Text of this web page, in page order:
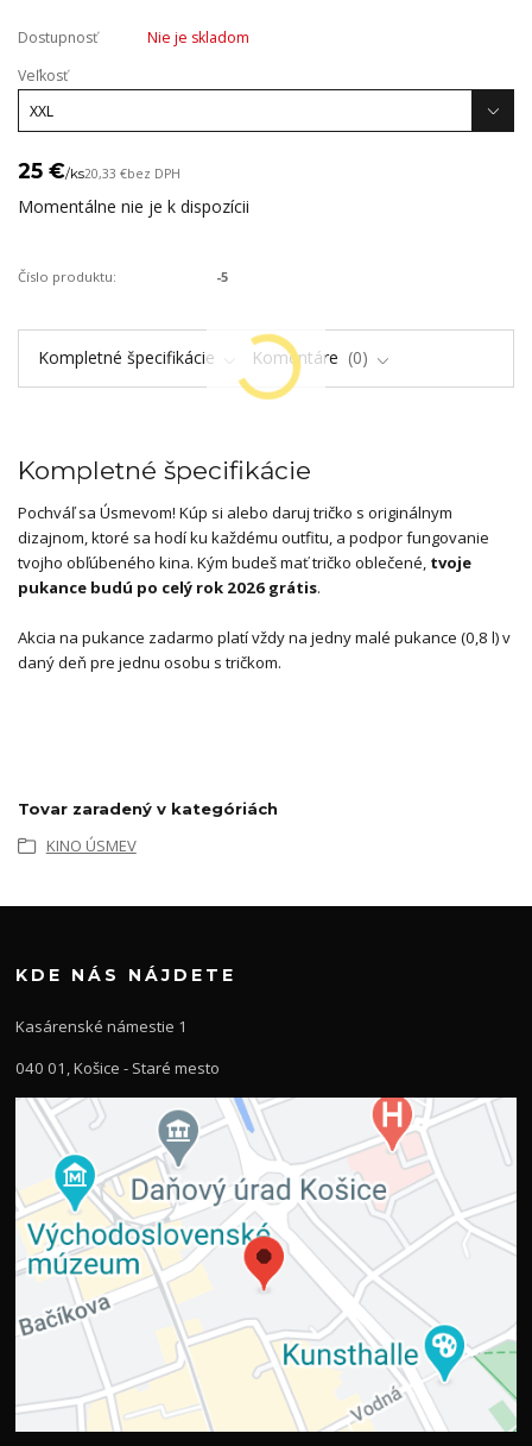
Dostupnosť
Nie je skladom
Veľkosť
25 €/ks20,33 €bez DPH
Momentálne nie je k dispozícii
Číslo produktu: -5
Kompletné špecifikácie Komentáre 0
Kompletné špecifikácie
Pochváľ sa Úsmevom! Kúp si alebo daruj tričko s originálnym
dizajnom, ktoré sa hodí ku každému outfitu, a podpor fungovanie
tvojho obľúbeného kina. Kým budeš mať tričko oblečené, tvoje
pukance budú po celý rok 2026 grátis.
Akcia na pukance zadarmo platí vždy na jedny malé pukance (0,8 l) v
daný deň pre jednu osobu s tričkom.
Tovar zaradený v kategóriách
KINO ÚSMEV
KDE NÁS NÁJDETE
Kasárenské námestie 1
040 01, Košice - Staré mesto